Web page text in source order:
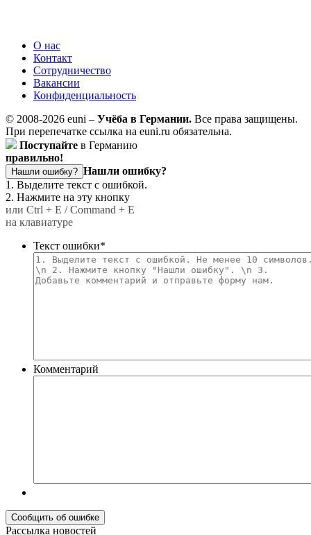
О нас
Контакт
Сотрудничество
Вакансии
Конфиденциальность
© 2008-2026 euni – Учёба в Германии. Все права защищены.
При перепечатке ссылка на euni.ru обязательна.
Поступайте в Германию
правильно!
Нашли ошибку? Нашли ошибку?
1. Выделите текст с ошибкой.
2. Нажмите на эту кнопку
или Ctrl + E / Command + E
на клавиатуре
Текст ошибки*
Комментарий
Рассылка новостей